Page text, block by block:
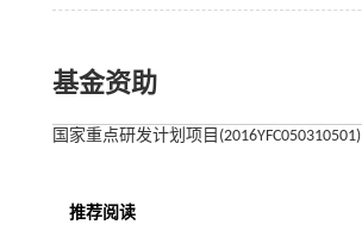
基金资助
国家重点研发计划项目(2016YFC050310501)